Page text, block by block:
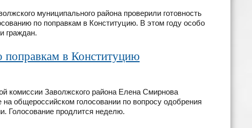
муниципального района проверили готовность
по поправкам в Конституцию. В этом году особо
граждан.
поправкам в Конституцию
комиссии Заволжского района Елена Смирнова
общероссийском голосовании по вопросу одобрения
Голосование продлится неделю.